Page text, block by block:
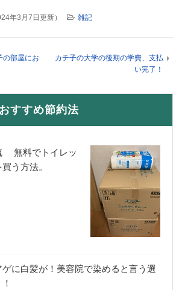
年3月7日更新） 雑記
の部屋にお
カチ子の大学の後期の学費、支払
い完了！
すすめ節約法
無料でトイレッ
う方法。
に白髪が！美容院で染めると言う選